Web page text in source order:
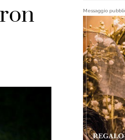
Messaggio